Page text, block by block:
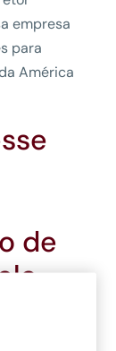
empresa
para
América
de